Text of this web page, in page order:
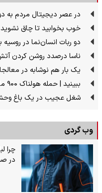
در عصر دیجیتال مردم به
خوب بخوابید تا چاق نشوید
دو ربات انسان‌نما در روسیه
ناسا درصدد روشن کردن
یک بار هم نوشابه در
ببینید | حمله هولناک ۹۰۰ مار کبرای قاتل به ساکنان مردم چین
شغل عجیب در یک باغ
وب گردی
چرا
در